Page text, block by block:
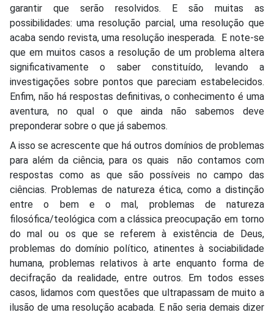
garantir que serão resolvidos. E são muitas as
possibilidades: uma resolução parcial, uma resolução que
acaba sendo revista, uma resolução inesperada. E note-se
que em muitos casos a resolução de um problema altera
significativamente o saber constituído, levando a
investigações sobre pontos que pareciam estabelecidos.
Enfim, não há respostas definitivas, o conhecimento é uma
aventura, no qual o que ainda não sabemos deve
preponderar sobre o que já sabemos.
A isso se acrescente que há outros domínios de problemas
para além da ciência, para os quais não contamos com
respostas como as que são possíveis no campo das
ciências. Problemas de natureza ética, como a distinção
entre o bem e o mal, problemas de natureza
filosófica/teológica com a clássica preocupação em torno
do mal ou os que se referem à existência de Deus,
problemas do domínio político, atinentes à sociabilidade
humana, problemas relativos à arte enquanto forma de
decifração da realidade, entre outros. Em todos esses
casos, lidamos com questões que ultrapassam de muito a
ilusão de uma resolução acabada. E não seria demais dizer